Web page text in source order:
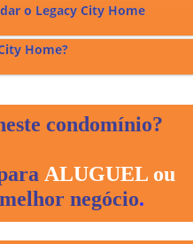
kids, playground, spa,
piscina infantil e
fitness indoor e
o Legacy City Home
Home?
pelaCITY Soluções
rompendo barreiras.
uma nova forma de
o bem-viver na cidade de
segmento de imóveis de
condomínio?
ALUGUEL ou
negócio.